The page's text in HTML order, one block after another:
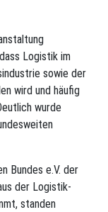
Logistik im
sowie der
wird und häufig
wurde
Bundes e.V. der
der Logistik-
standen